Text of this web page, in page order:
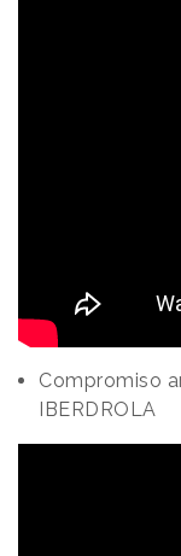
Compromiso
IBERDROLA